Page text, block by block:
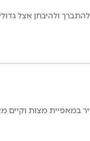
ולהיבחן אצל
במאפיית מצות וקיים